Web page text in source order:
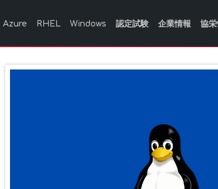
Azure RHEL Windows 認定試験 企業情報 協